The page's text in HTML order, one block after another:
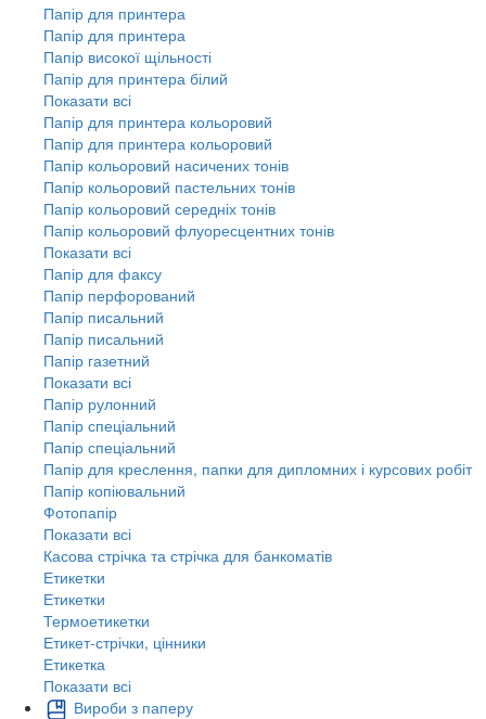
Папір для принтера
Папір для принтера
Папір високої щільності
Папір для принтера білий
Показати всі
Папір для принтера кольоровий
Папір для принтера кольоровий
Папір кольоровий насичених тонів
Папір кольоровий пастельних тонів
Папір кольоровий середніх тонів
Папір кольоровий флуоресцентних тонів
Показати всі
Папір для факсу
Папір перфорований
Папір писальний
Папір писальний
Папір газетний
Показати всі
Папір рулонний
Папір спеціальний
Папір спеціальний
Папір для креслення, папки для дипломних і курсових робіт
Папір копіювальний
Фотопапір
Показати всі
Касова стрічка та стрічка для банкоматів
Етикетки
Етикетки
Термоетикетки
Етикет-стрічки, цінники
Етикетка
Показати всі
Вироби з паперу